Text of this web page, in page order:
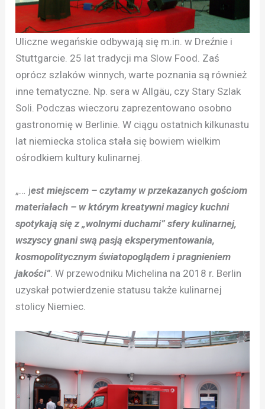
Uliczne wegańskie odbywają się m.in. w Dreźnie i
Stuttgarcie. 25 lat tradycji ma Slow Food. Zaś
oprócz szlaków winnych, warte poznania są również
inne tematyczne. Np. sera w Allgäu, czy Stary Szlak
Soli. Podczas wieczoru zaprezentowano osobno
gastronomię w Berlinie. W ciągu ostatnich kilkunastu
lat niemiecka stolica stała się bowiem wielkim
ośrodkiem kultury kulinarnej.
„… jest miejscem – czytamy w przekazanych gościom
materiałach – w którym kreatywni magicy kuchni
spotykają się z „wolnymi duchami” sfery kulinarnej,
wszyscy gnani swą pasją eksperymentowania,
kosmopolitycznym światopoglądem i pragnieniem
jakości”. W przewodniku Michelina na 2018 r. Berlin
uzyskał potwierdzenie statusu także kulinarnej
stolicy Niemiec.